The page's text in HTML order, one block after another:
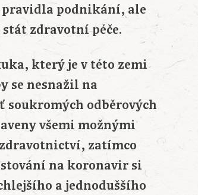
podnikání, ale
zdravotní péče.
který je v této zemi
se nesnažil na
odběrových
všemi možnými
zatímco
na koronavir si
a jednoduššího